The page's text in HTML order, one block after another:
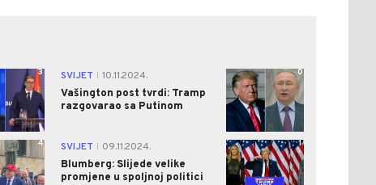
3 SVIJET
10.11.2024.
Vašington post tvrdi: Tramp
razgovarao sa Putinom
0
4 SVIJET
09.11.2024.
Blumberg: Slijede velike
promjene u spoljnoj politici
1